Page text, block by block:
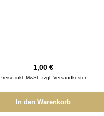
Regulärer Preis:
1,00 €
Preise inkl. MwSt. zzgl. Versandkosten
In den Warenkorb